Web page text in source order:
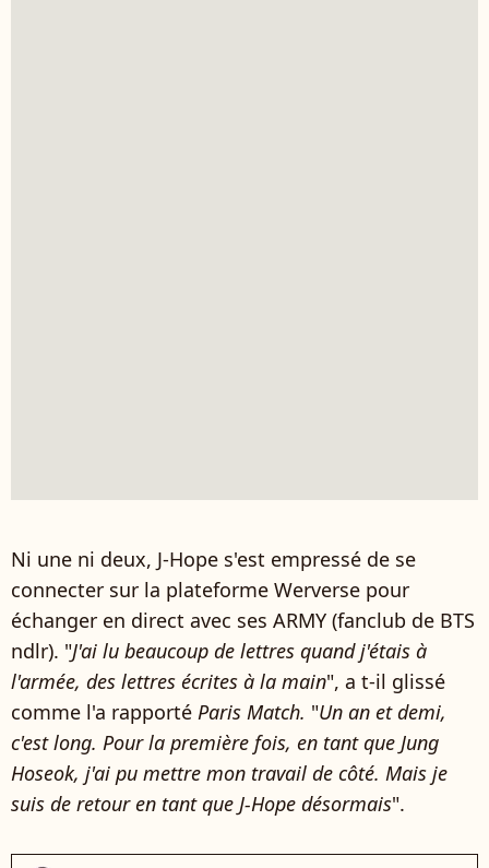
Ni une ni deux, J-Hope s'est empressé de se
connecter sur la plateforme Werverse pour
échanger en direct avec ses ARMY (fanclub de BTS
ndlr). "J'ai lu beaucoup de lettres quand j'étais à
l'armée, des lettres écrites à la main", a t-il glissé
comme l'a rapporté Paris Match. "Un an et demi,
c'est long. Pour la première fois, en tant que Jung
Hoseok, j'ai pu mettre mon travail de côté. Mais je
suis de retour en tant que J-Hope désormais".